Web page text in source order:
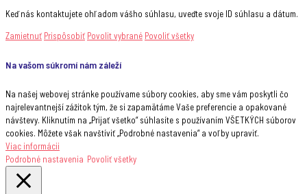
Keď nás kontaktujete ohľadom vášho súhlasu, uveďte svoje ID súhlasu a dátum.
Zamietnuť Prispôsobiť Povolit vybrané Povoliť všetky
Na vašom súkromí nám záleží
Na našej webovej stránke používame súbory cookies, aby sme vám poskytli čo
najrelevantnejší zážitok tým, že si zapamätáme Vaše preferencie a opakované
návštevy. Kliknutím na „Prijať všetko“ súhlasíte s používaním VŠETKÝCH súborov
cookies. Môžete však navštíviť „Podrobné nastavenia“ a voľby upraviť.
Viac informácii
Podrobné nastavenia Povoliť všetky